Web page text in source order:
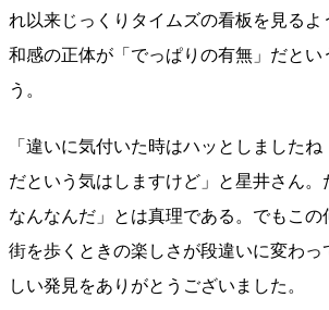
れ以来じっくりタイムズの看板を見るよ
和感の正体が「でっぱりの有無」だとい
う。
「違いに気付いた時はハッとしました
だという気はしますけど」と星井さん。
なんなんだ」とは真理である。でもこの
街を歩くときの楽しさが段違いに変わっ
しい発見をありがとうございました。